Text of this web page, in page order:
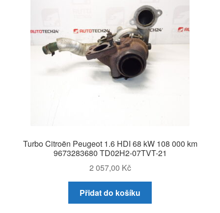
Turbo Citroën Peugeot 1.6 HDI 68 kW 108 000 km
9673283680 TD02H2-07TVT-21
2 057,00 Kč
Přidat do košíku